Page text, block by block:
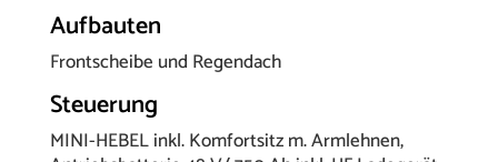
Aufbauten
Frontscheibe und Regendach
Steuerung
MINI-HEBEL inkl. Komfortsitz m. Armlehnen,